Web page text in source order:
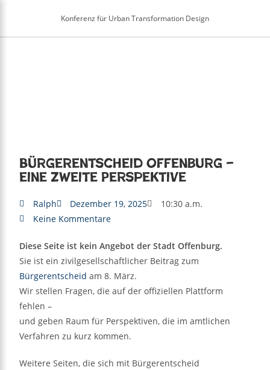
Konferenz für Urban Transformation Design
Bürgerentscheid Offenburg –
eine zweite Perspektive
Ralph Dezember 19, 2025
10:30 a.m.
Keine Kommentare
Diese Seite ist kein Angebot der Stadt Offenburg.
Sie ist ein zivilgesellschaftlicher Beitrag zum
Bürgerentscheidam 8. März.
Wir stellen Fragen, die auf der offiziellen Plattform
fehlen –
und geben Raum für Perspektiven, die im amtlichen
Verfahren zu kurz kommen.
Weitere Seiten, die sich mit Bürgerentscheid